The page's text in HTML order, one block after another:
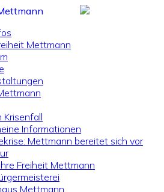
Mettmann
Krisenfall
Informationen
Mettmann bereitet sich vor
Freiheit Mettmann
Mettmann